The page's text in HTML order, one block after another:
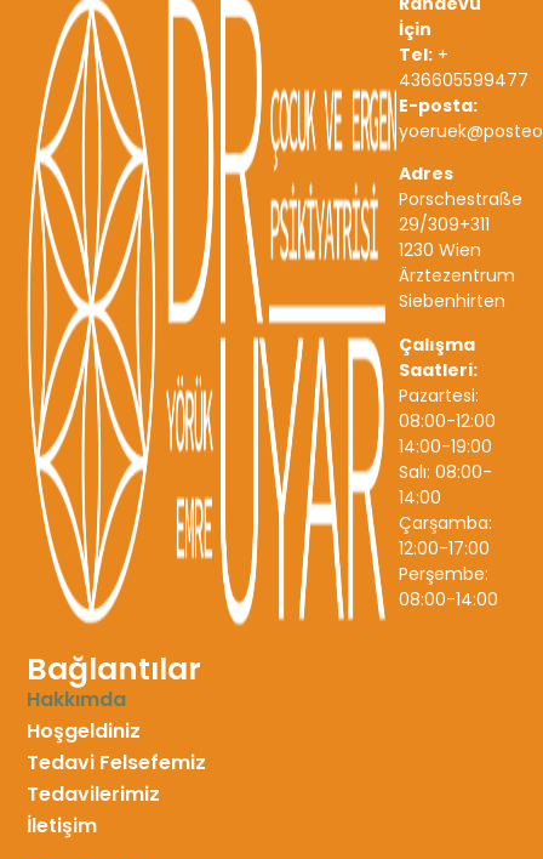
İçin
Tel: +
436605599477
E-posta:
Adres
Porschestraße
29/309+311
1230 Wien
Ärztezentrum
Siebenhirten
Çalışma
Saatleri:
Pazartesi:
08:00-12:00
14:00-19:00
Salı: 08:00-
14:00
Çarşamba:
12:00-17:00
Perşembe:
08:00-14:00
Bağlantılar
Hakkımda
Hoşgeldiniz
Tedavi Felsefemiz
Tedavilerimiz
İletişim